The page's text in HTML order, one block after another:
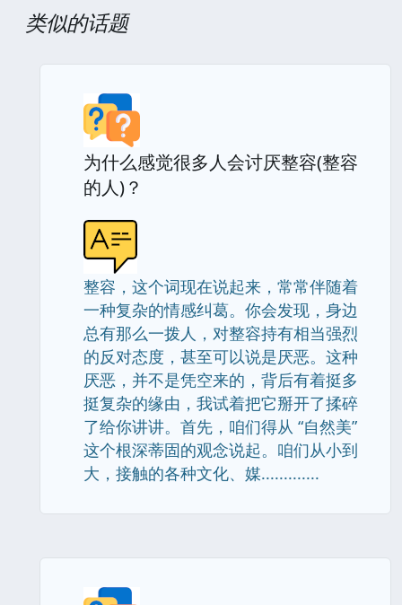
类似的话题
为什么感觉很多人会讨厌整容(整容
的人)？
整容，这个词现在说起来，常常伴随着
一种复杂的情感纠葛。你会发现，身边
总有那么一拨人，对整容持有相当强烈
的反对态度，甚至可以说是厌恶。这种
厌恶，并不是凭空来的，背后有着挺多
挺复杂的缘由，我试着把它掰开了揉碎
了给你讲讲。首先，咱们得从 “自然美”
这个根深蒂固的观念说起。咱们从小到
大，接触的各种文化、媒.............